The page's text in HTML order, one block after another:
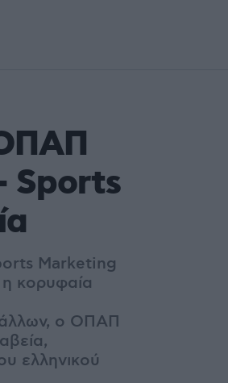
ΟΠΑΠ
Sports
Marketing
κορυφαία
άλλων, ο ΟΠΑΠ
ελληνικού